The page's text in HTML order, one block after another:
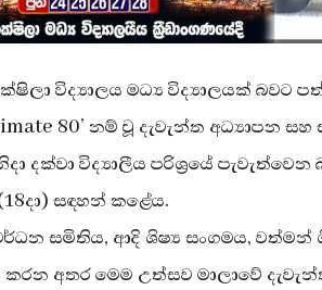
විද්‍යාලය මධ්‍ය විද්‍යාලයක් බවට
80’ නම් වූ දැවැන්ත අධ්‍යාපන
දක්වා විද්‍යාලීය පරිශ්‍රයේ
සඳහන් කළේය.
සමිතිය, ආදි ශිෂ්‍ය සංගමය, වත්මන්
අතර මෙම උත්සව මාලාවේ